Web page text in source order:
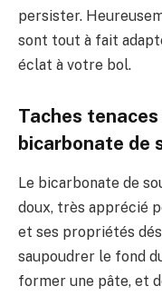
persister.
sont tout à fait
éclat à votre bol.
Taches
bicarbonate de
Le bicarbonate de
doux, très apprécié
et ses propriétés
saupoudrer le fond
former une pâte, et